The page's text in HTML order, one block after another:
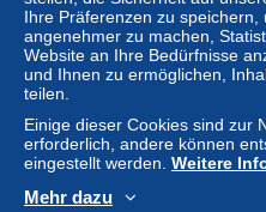
±
Status
Neu
Ihre Präferenzen zu speichern,
angenehmer zu machen,
Website an Ihre Bedürfnisse
und Ihnen zu ermöglichen,
teilen.
Einige dieser Cookies sind zur
erforderlich, andere können
eingestellt werden. Weitere
Mehr dazu